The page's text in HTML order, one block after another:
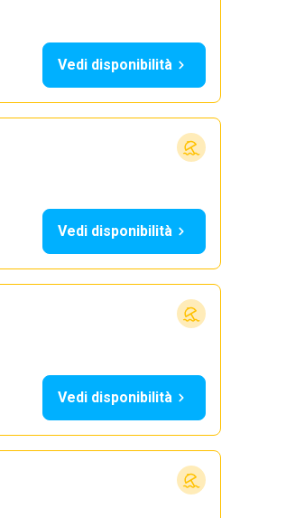
Vedi disponibilità
Vedi disponibilità
Vedi disponibilità